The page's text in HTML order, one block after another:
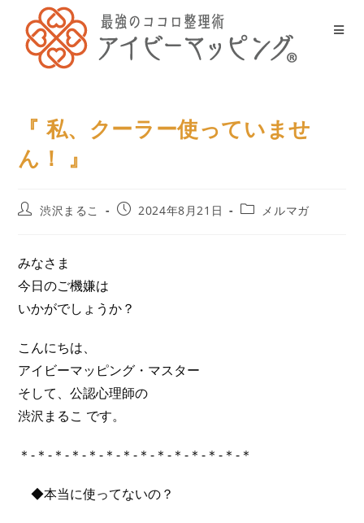
『 私、クーラー使っていませ
ん！ 』
渋沢まるこ 2024年8月21日 メルマガ
みなさま
今日のご機嫌は
いかがでしょうか？
こんにちは、
アイビーマッピング・マスター
そして、公認心理師の
渋沢まるこ です。
＊-＊-＊-＊-＊-＊-＊-＊-＊-＊-＊-＊-＊-＊
◆本当に使ってないの？